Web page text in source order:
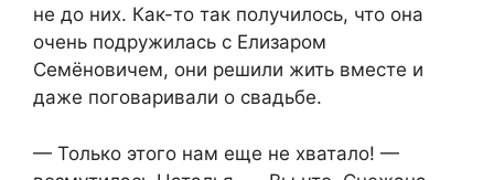
не до них. Как-то так получилось, что она
очень подружилась с Елизаром
Семёновичем, они решили жить вместе и
даже поговаривали о свадьбе.
— Только этого нам еще не хватало! —